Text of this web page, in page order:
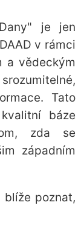
je jen
v rámci
a vědeckým
Tato
báze
zda se
západním
poznat,